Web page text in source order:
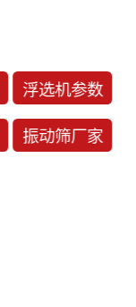
浮选机参数
振动筛厂家